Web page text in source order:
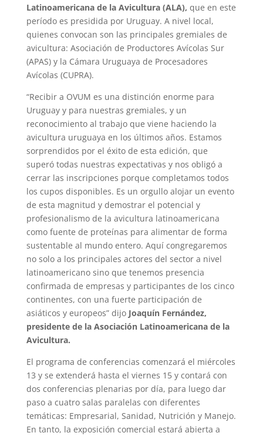
Latinoamericana de la Avicultura (ALA), que en este
período es presidida por Uruguay. A nivel local,
quienes convocan son las principales gremiales de
avicultura: Asociación de Productores Avícolas Sur
(APAS) y la Cámara Uruguaya de Procesadores
Avícolas (CUPRA).
“Recibir a OVUM es una distinción enorme para
Uruguay y para nuestras gremiales, y un
reconocimiento al trabajo que viene haciendo la
avicultura uruguaya en los últimos años. Estamos
sorprendidos por el éxito de esta edición, que
superó todas nuestras expectativas y nos obligó a
cerrar las inscripciones porque completamos todos
los cupos disponibles. Es un orgullo alojar un evento
de esta magnitud y demostrar el potencial y
profesionalismo de la avicultura latinoamericana
como fuente de proteínas para alimentar de forma
sustentable al mundo entero. Aquí congregaremos
no solo a los principales actores del sector a nivel
latinoamericano sino que tenemos presencia
confirmada de empresas y participantes de los cinco
continentes, con una fuerte participación de
asiáticos y europeos” dijo Joaquín Fernández,
presidente de la Asociación Latinoamericana de la
Avicultura.
El programa de conferencias comenzará el miércoles
13 y se extenderá hasta el viernes 15 y contará con
dos conferencias plenarias por día, para luego dar
paso a cuatro salas paralelas con diferentes
temáticas: Empresarial, Sanidad, Nutrición y Manejo.
En tanto, la exposición comercial estará abierta a